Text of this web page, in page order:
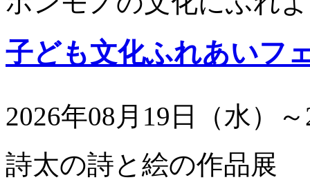
子ども文化ふれあいフ
2026年08月19日（水）
詩太の詩と絵の作品展